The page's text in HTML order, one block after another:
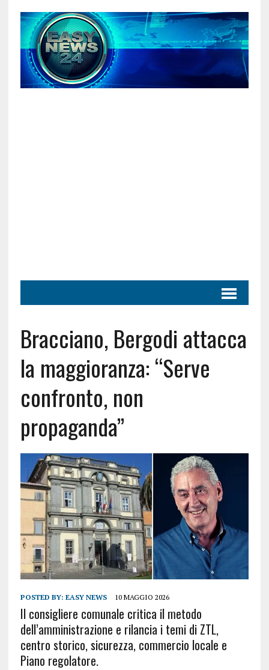
Bracciano, Bergodi attacca
la maggioranza: “Serve
confronto, non
propaganda”
POSTED BY: EASY NEWS 10 MAGGIO 2026
Il consigliere comunale critica il metodo
dell’amministrazione e rilancia i temi di ZTL,
centro storico, sicurezza, commercio locale e
Piano regolatore.